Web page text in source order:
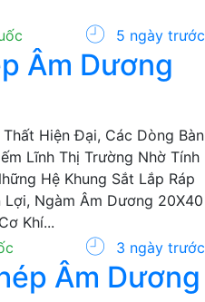
Bên Cạnh Yếu Tố An
5 ngày trước
Âm Dương
Thất Hiện Đại, Các Dòng
Chiếm Lĩnh Thị Trường
Tạo Nên Những Hệ Khung
Mỹ Và Tiện Lợi, Ngàm
Giải Pháp Phụ Kiện Cơ
3 ngày trước